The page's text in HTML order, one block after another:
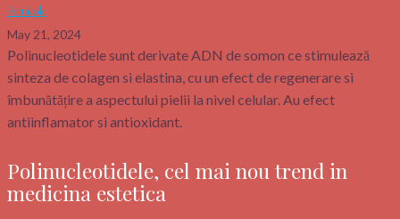
Articole
May 21, 2024
Polinucleotidele sunt derivate ADN de somon ce stimulează
sinteza de colagen si elastina, cu un efect de regenerare si
îmbunătățire a aspectului pielii la nivel celular. Au efect
antiinflamator si antioxidant.
Polinucleotidele, cel mai nou trend in
medicina estetica